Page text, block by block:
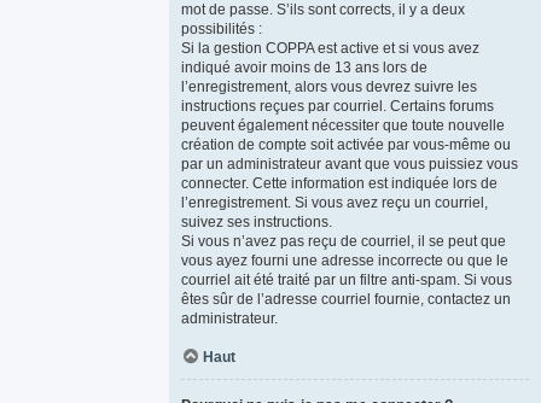
mot de passe. S’ils sont corrects, il y a deux
possibilités :
Si la gestion COPPA est active et si vous avez
indiqué avoir moins de 13 ans lors de
l’enregistrement, alors vous devrez suivre les
instructions reçues par courriel. Certains forums
peuvent également nécessiter que toute nouvelle
création de compte soit activée par vous-même ou
par un administrateur avant que vous puissiez vous
connecter. Cette information est indiquée lors de
l’enregistrement. Si vous avez reçu un courriel,
suivez ses instructions.
Si vous n’avez pas reçu de courriel, il se peut que
vous ayez fourni une adresse incorrecte ou que le
courriel ait été traité par un filtre anti-spam. Si vous
êtes sûr de l’adresse courriel fournie, contactez un
administrateur.
Haut